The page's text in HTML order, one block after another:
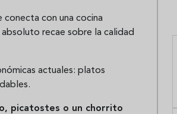
conecta con una cocina
recae sobre la calidad
actuales: platos
picatostes o un chorrito